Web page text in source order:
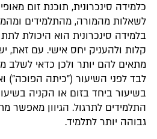
כלמידה סינכרונית, תוכנת זום
לשאלות מהמורה, מהתלמידים
בלמידה סינכרונית הוא היכולת
קלות ולהעניק יחס אישי. עם זאת,
מתאים להם יותר ולכן כדאי לשלב
לבד לפני השיעור ("כיתה הפוכה")
בשיעור ביחד בזום או הקניה
התלמידים לתרגול. הגיוון מאפשר
גבוהה יותר לתלמיד.